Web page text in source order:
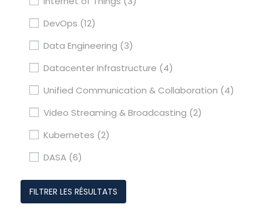
DevOps (12)
Data Engineering (3)
Datacenter Infrastructure (4)
Unified Communication & Collaboration (4)
Video Streaming & Broadcasting (2)
Kubernetes (2)
DASA (6)
FILTRER LES RÉSULTATS